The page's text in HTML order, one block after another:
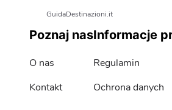
GuidaDestinazioni.it
Poznaj nas
O nas
Kontakt
Informacje
Regulamin
Ochrona danych